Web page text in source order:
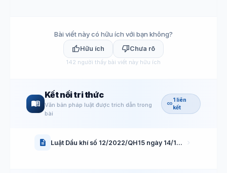
Bài viết này có hữu ích với bạn không?
thumb_upHữu ích thumb_downChưa rõ
142 người thấy bài viết này hữu ích
menu_book
Kết nối tri thức
Văn bản pháp luật được trích dẫn trong
bài
link
1 liên
kết
description Luật Dầu khí số 12/2022/QH15 ngày 14/11/2022 của Quốc Hội chevron_right